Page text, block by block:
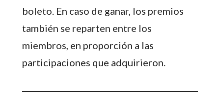
boleto. En caso de ganar, los premios
también se reparten entre los
miembros, en proporción a las
participaciones que adquirieron.